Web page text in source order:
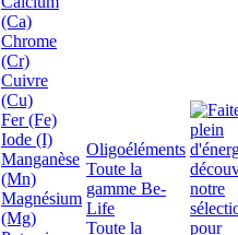
(Ca)
Chrome
(Cr)
Cuivre
(Cu)
Fer (Fe)
Iode (I)
Manganèse
(Mn)
Magnésium
(Mg)
Oligoéléments
Toute la
gamme Be-
Life
Toute la